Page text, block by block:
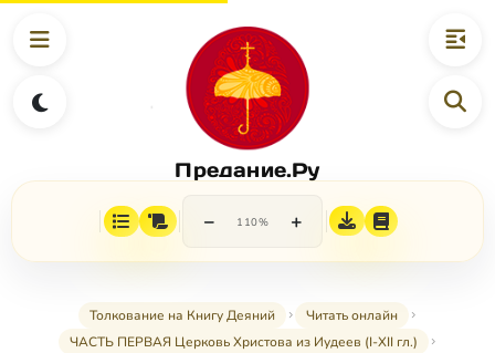
Предание.Ру
− 110% +
Толкование на Книгу Деяний
Читать онлайн
ЧАСТЬ ПЕРВАЯ Церковь Христова из Иудеев (I-XII гл.)